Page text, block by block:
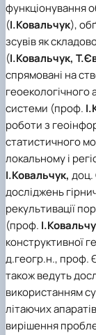
функціонування
(І.Ковальчук),
зсувів як
(І.Ковальчук,
спрямовані на
геоекологічного
системи (проф.
роботи з
статистичного
локальному і
І.Ковальчук, доц.
досліджень
рекультивації
(проф.
конструктивної
д.геогр.н., проф.
також ведуть
використанням
літаючих
вирішення